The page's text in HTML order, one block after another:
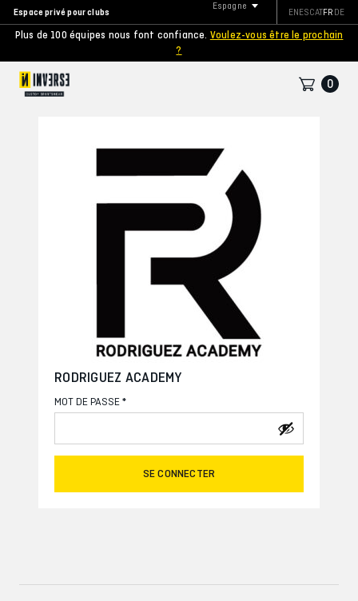
Espace privé pour clubs
Plus de 100 équipes nous font confiance. Voulez-vous être le prochain
?
Espagne
ENESCATFR DE
0
RODRIGUEZ ACADEMY
MOT DE PASSE *
SE CONNECTER